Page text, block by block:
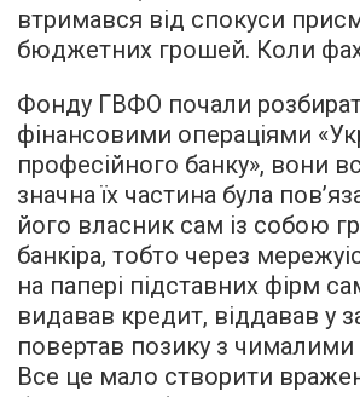
втримався від спокуси
бюджетних грошей. Коли
Фонду ГВФО почали
фінансовими операціями
професійного банку», вони
значна їх частина була
його власник сам із собою
банкіра, тобто через
на папері підставних фірм
видавав кредит, віддавав у
повертав позику з
Все це мало створити